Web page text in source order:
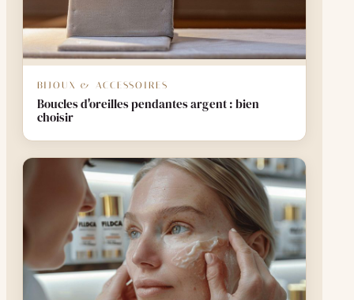
BIJOUX & ACCESSOIRES
Boucles d'oreilles pendantes argent : bien
choisir